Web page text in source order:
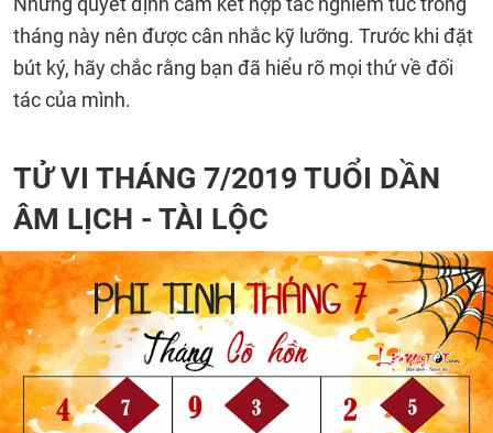
tháng này nên được cân nhắc kỹ lưỡng. Trước khi đặt
bút ký, hãy chắc rằng bạn đã hiểu rõ mọi thứ về đối
tác của mình.
TỬ VI THÁNG 7/2019 TUỔI DẦN
ÂM LỊCH - TÀI LỘC